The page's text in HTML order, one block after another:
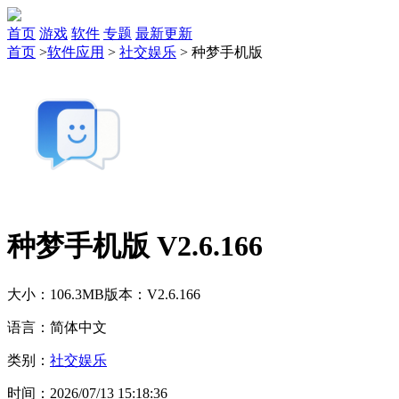
首页 游戏 软件 专题 最新更新
首页 >软件应用 > 社交娱乐 > 种梦手机版
种梦手机版 V2.6.166
大小：106.3MB版本：V2.6.166
语言：简体中文
类别： 社交娱乐
时间：2026/07/13 15:18:36